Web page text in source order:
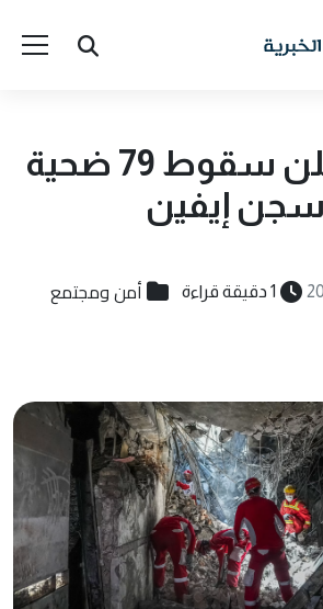
طهران تعلن سقوط 79 ضحية
إيفين
1 دقيقة قراءة أمن ومجتمع